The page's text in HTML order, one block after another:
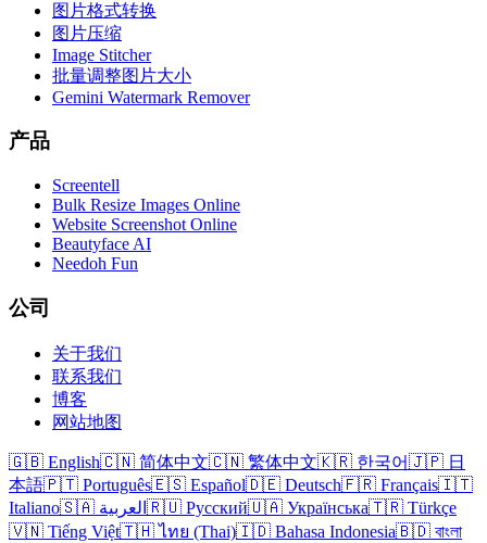
图片格式转换
图片压缩
Image Stitcher
批量调整图片大小
Gemini Watermark Remover
产品
Screentell
Bulk Resize Images Online
Website Screenshot Online
Beautyface AI
Needoh Fun
公司
关于我们
联系我们
博客
网站地图
🇬🇧 English🇨🇳 简体中文🇨🇳 繁体中文🇰🇷 한국어🇯🇵 日
本語🇵🇹 Português🇪🇸 Español🇩🇪 Deutsch🇫🇷 Français🇮🇹
Italiano
🇸🇦 العربية 🇷🇺 Русский🇺🇦 Українська🇹🇷 Türkçe
🇻🇳 Tiếng Việt🇹🇭 ไทย (Thai)🇮🇩 Bahasa Indonesia🇧🇩 বাংলা